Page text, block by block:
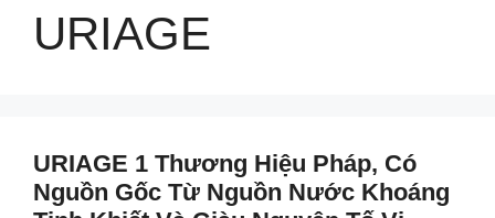
URIAGE
URIAGE 1 Thương Hiệu Pháp, Có
Nguồn Gốc Từ Nguồn Nước Khoáng